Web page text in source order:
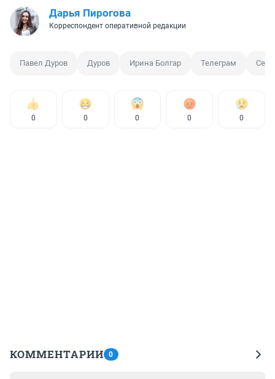
Дарья Пирогова
Корреспондент оперативной редакции
Павел Дуров Дуров Ирина Болгар Телеграм
0 0 0 0 0
КОММЕНТАРИИ 0